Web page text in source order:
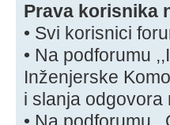
Prava korisnika
• Svi korisnici
• Na podforumu
Inženjerske
i slanja odgovora